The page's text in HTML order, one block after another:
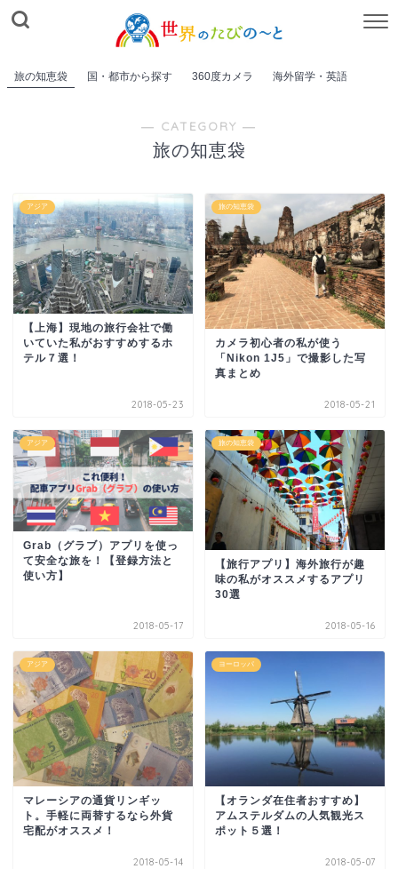
旅の知恵袋 国・都市から探す 360度カメラ 海外留学・英語
― CATEGORY ―
旅の知恵袋
アジア
【上海】現地の旅行会社で働
いていた私がおすすめするホ
テル７選！
2018-05-23
旅の知恵袋
カメラ初心者の私が使う
「Nikon 1J5」で撮影した写
真まとめ
2018-05-21
アジア
Grab（グラブ）アプリを使っ
て安全な旅を！【登録方法と
使い方】
2018-05-17
旅の知恵袋
【旅行アプリ】海外旅行が趣
味の私がオススメするアプリ
30選
2018-05-16
アジア
マレーシアの通貨リンギッ
ト。手軽に両替するなら外貨
宅配がオススメ！
2018-05-14
ヨーロッパ
【オランダ在住者おすすめ】
アムステルダムの人気観光ス
ポット５選！
2018-05-07